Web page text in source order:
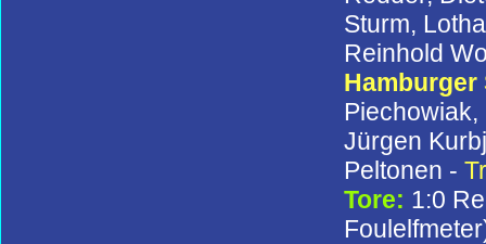
Sturm,
Reinhold
Hamburger
Jürgen
Peltonen -
Tore: 1:0